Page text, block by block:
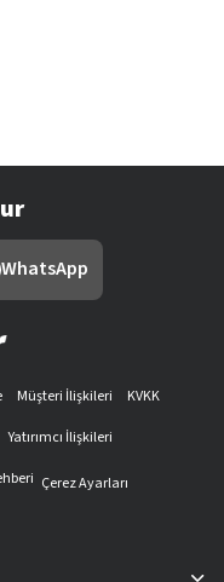
WhatsApp
Müşteri İlişkileri
KVKK
Yatırımcı İlişkileri
Çerez Ayarları